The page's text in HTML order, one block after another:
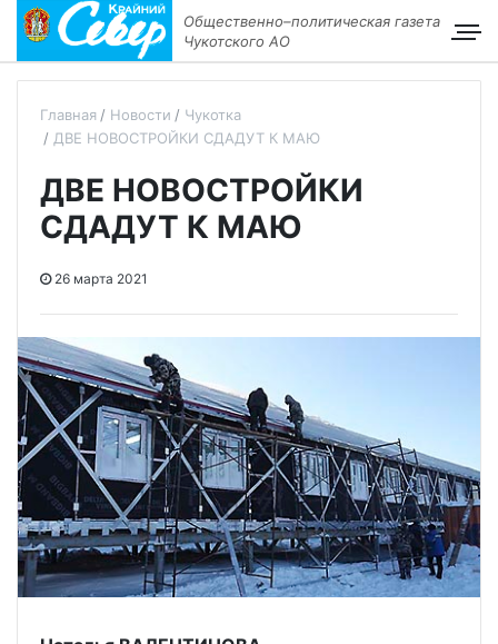
Общественно–политическая газета
Чукотского АО
Главная Новости
Чукотка
ДВЕ НОВОСТРОЙКИ СДАДУТ К МАЮ
ДВЕ НОВОСТРОЙКИ
СДАДУТ К МАЮ
26 марта 2021